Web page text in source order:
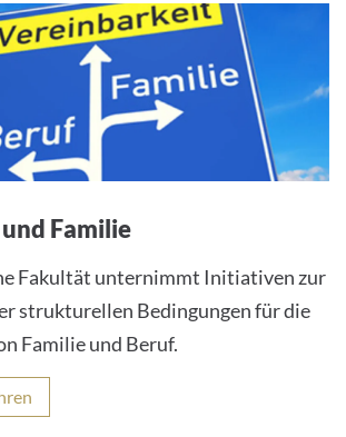
Familie
Fakultät unternimmt Initiativen zur
strukturellen Bedingungen für die
Familie und Beruf.